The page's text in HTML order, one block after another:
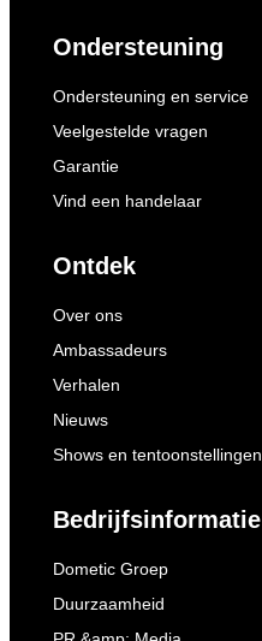
Ondersteuning
Ondersteuning en service
Veelgestelde vragen
Garantie
Vind een handelaar
Ontdek
Over ons
Ambassadeurs
Verhalen
Nieuws
Shows en tentoonstellingen
Bedrijfsinformatie
Dometic Groep
Duurzaamheid